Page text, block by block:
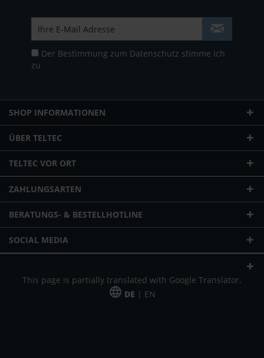
Der Bestimmung zum Datenschutz stimme ich
zu
SHOP INFORMATIONEN
ÜBER TELTEC
TELTEC VOR ORT
ZAHLUNGSARTEN
BERATUNGS- & BESTELLHOTLINE
SOCIAL MEDIA
This page is partially translated with Google Translator.
DE | EN